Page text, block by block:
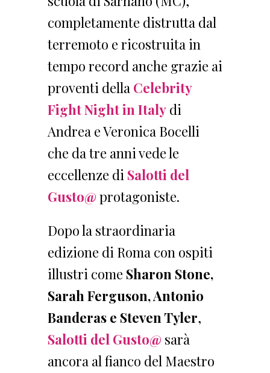
completamente distrutta dal
terremoto e ricostruita in
tempo record anche grazie ai
proventi della Celebrity
Fight Night in Italy di
Andrea e Veronica Bocelli
che da tre anni vede le
eccellenze di Salotti del
Gusto@ protagoniste.
Dopo la straordinaria
edizione di Roma con ospiti
illustri come Sharon Stone,
Sarah Ferguson, Antonio
Banderas e Steven Tyler,
Salotti del Gusto@ sarà
ancora al fianco del Maestro